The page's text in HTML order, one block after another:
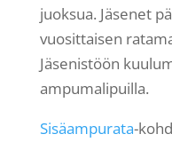
juoksua. Jäsenet
vuosittaisen
Jäsenistöön
ampumalipuilla.
Sisäampurata-